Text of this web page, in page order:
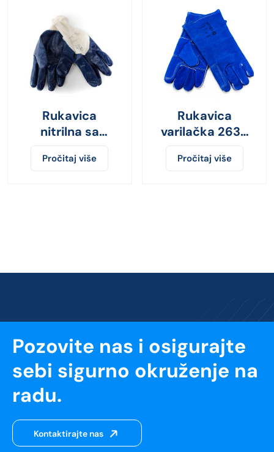
Rukavica
nitrilna sa
renderom 9420
Pročitaj više
Rukavica
varilačka 2636
plava
Pročitaj više
Pozovite nas i osigurajte
sebi sigurno okruženje na
radu.
Kontaktirajte nas